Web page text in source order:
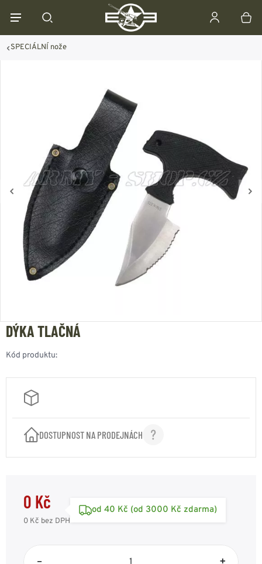
SPECIÁLNÍ nože
DÝKA TLAČNÁ
Kód produktu:
DOSTUPNOST NA PRODEJNÁCH
0 Kč
0 Kč bez DPH
od 40 Kč (od 3000 Kč zdarma)